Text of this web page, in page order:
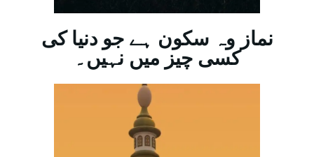
نماز وہ سکون ہے جو دنیا کی
کسی چیز میں نہیں۔